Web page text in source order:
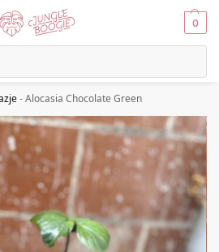
0
-Alocasia Chocolate Green